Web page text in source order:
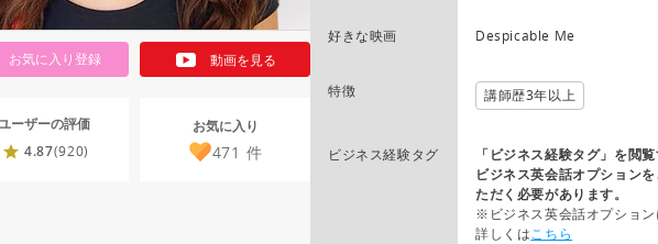
お気に入り登録 動画を見る
ーザーの評価
4.87(920)
お気に入り
471 件
好きな映画 Despicable Me
特徴 講師歴3年以上
ビジネス経験タグ
「ビジネス経験タグ」を閲
ビジネス英会話オプション
ただく必要があります。
※ビジネス英会話オプション
詳しくはこちら